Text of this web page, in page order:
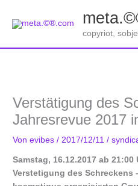
Inhalt
copyriot,
Verstätigung des
Jahresrevue 2017
Vonevibes/ 2017/12/11/
Samstag, 16.12.2017 ab
Verstetigung des Schreckens